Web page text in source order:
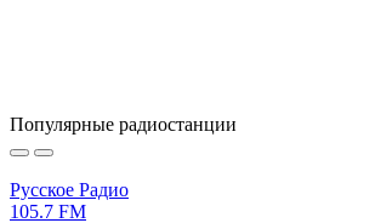
Популярные радиостанции
Русское Радио
105.7 FM